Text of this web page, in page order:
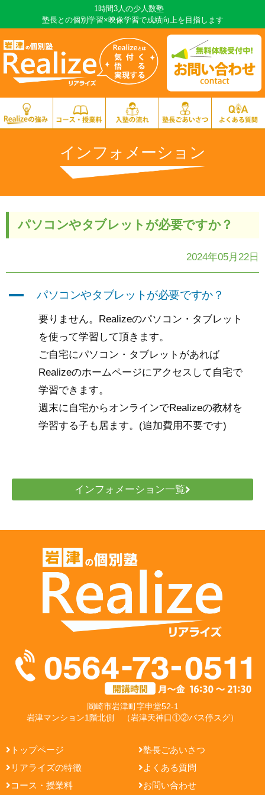
1時間3人の少人数塾
塾長との個別学習×映像学習で成績向上を目指します
インフォメーション
パソコンやタブレットが必要ですか？
2024年05月22日
A パソコンやタブレットが必要ですか？
要りません。Realizeのパソコン・タブレット
を使って学習して頂きます。
ご自宅にパソコン・タブレットがあれば
Realizeのホームページにアクセスして自宅で
学習できます。
週末に自宅からオンラインでRealizeの教材を
学習する子も居ます。(追加費用不要です)
インフォメーション一覧
岡崎市岩津町字申堂52-1
岩津マンション1階北側 （岩津天神口①②バス停スグ）
トップページ
リアライズの特徴
コース・授業料
塾長ごあいさつ
よくある質問
お問い合わせ